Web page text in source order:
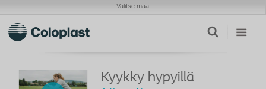
Valitse maa
Kyykky hypyillä